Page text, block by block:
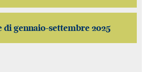
di gennaio-settembre 2025